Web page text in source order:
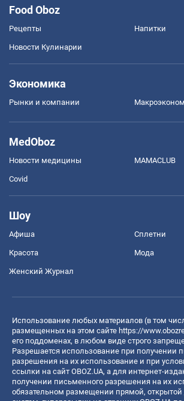
Food Oboz
Рецепты Напитки
Новости Кулинарии
Экономика
Рынки и компании
MedOboz
Новости медицины MAMACLUB
Covid
Шоу
Афиша Сплетни
Красота Мода
Женский Журнал
Использование любых материалов (в том
размещенных на этом сайте https://
его поддоменах, в любом виде строго
Разрешается использование при получении
разрешения на их использование и при
ссылки на сайт OBOZ.UA, а для интернет-
получении письменного разрешения на их
обязательном размещении прямой,